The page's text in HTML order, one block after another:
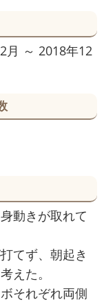
月 ～ 2018年12
動きが取れて
てず、朝起き
えた。
それぞれ両側